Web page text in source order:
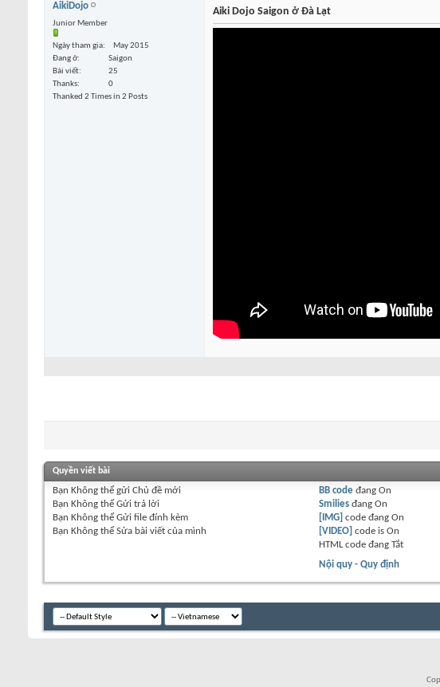
AikiDojo
Junior Member
Ngày tham gia
May 2015
Đang ở
Saigon
Bài viết
25
Thanks
0
Thanked 2 Times in 2 Posts
Aiki Dojo Saigon ở Đà Lạt
Quyền viết bài
Bạn Không thể gửi Chủ đề mới
Bạn Không thể Gửi trả lời
Bạn Không thể Gửi file đính kèm
Bạn Không thể Sửa bài viết của mình
BB code đangOn
Smilies đangOn
[IMG] code đangOn
[VIDEO] code isOn
HTML code đangTắt
Nội quy - Quy định